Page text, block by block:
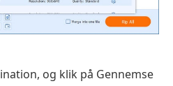
og klik på Gennemse